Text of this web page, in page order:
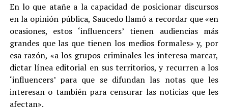
En lo que atañe a la capacidad de posicionar discursos
en la opinión pública, Saucedo llamó a recordar que «en
ocasiones, estos ‘influencers’ tienen audiencias más
grandes que las que tienen los medios formales» y, por
esa razón, «a los grupos criminales les interesa marcar,
dictar línea editorial en sus territorios, y recurren a los
‘influencers’ para que se difundan las notas que les
interesan o también para censurar las noticias que les
afectan».